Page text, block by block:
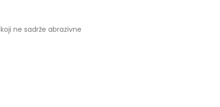
ne sadrže abrazivne